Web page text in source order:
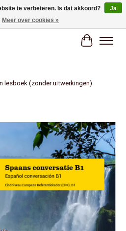
lesboek (zonder uitwerkingen)
slideshow Items
te verbeteren. Is dat akkoord?
Ja
Meer over cookies »